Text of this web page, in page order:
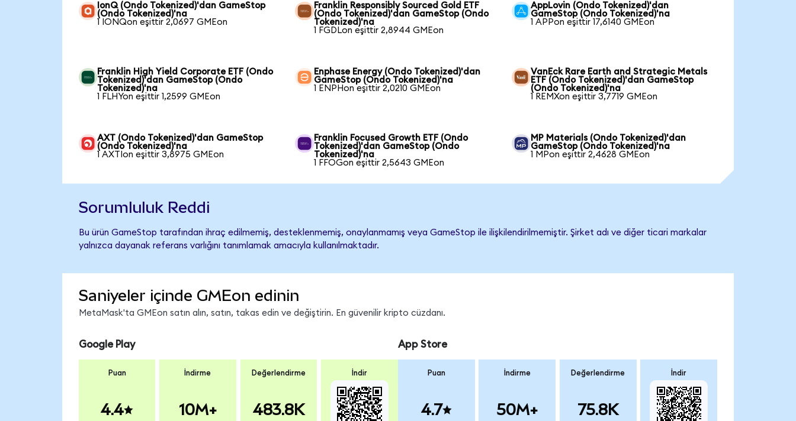
IonQ (Ondo Tokenized)'dan GameStop
(Ondo Tokenized)'na
1 IONQon eşittir 2,0697 GMEon
Franklin Responsibly Sourced Gold ETF
(Ondo Tokenized)'dan GameStop (Ondo
Tokenized)'na
1 FGDLon eşittir 2,8944 GMEon
AppLovin (Ondo Tokenized)'dan
GameStop (Ondo Tokenized)'na
1 APPon eşittir 17,6140 GMEon
Franklin High Yield Corporate ETF (Ondo
Tokenized)'dan GameStop (Ondo
Tokenized)'na
1 FLHYon eşittir 1,2599 GMEon
Enphase Energy (Ondo Tokenized)'dan
GameStop (Ondo Tokenized)'na
1 ENPHon eşittir 2,0210 GMEon
VanEck Rare Earth and Strategic Metals
ETF (Ondo Tokenized)'dan GameStop
(Ondo Tokenized)'na
1 REMXon eşittir 3,7719 GMEon
AXT (Ondo Tokenized)'dan GameStop
(Ondo Tokenized)'na
1 AXTIon eşittir 3,8975 GMEon
Franklin Focused Growth ETF (Ondo
Tokenized)'dan GameStop (Ondo
Tokenized)'na
1 FFOGon eşittir 2,5643 GMEon
MP Materials (Ondo Tokenized)'dan
GameStop (Ondo Tokenized)'na
1 MPon eşittir 2,4628 GMEon
Sorumluluk Reddi
Bu ürün GameStop tarafından ihraç edilmemiş, desteklenmemiş, onaylanmamış veya GameStop ile ilişkilendirilmemiştir. Şirket adı ve diğer ticari markalar
yalnızca dayanak referans varlığını tanımlamak amacıyla kullanılmaktadır.
Saniyeler içinde GMEon edinin
MetaMask'ta GMEon satın alın, satın, takas edin ve değiştirin. En güvenilir kripto cüzdanı.
Google Play
Puan
4.4
İndirme
10M+
Değerlendirme
483.8K
İndir
App Store
Puan
4.7
İndirme
50M+
Değerlendirme
75.8K
İndir